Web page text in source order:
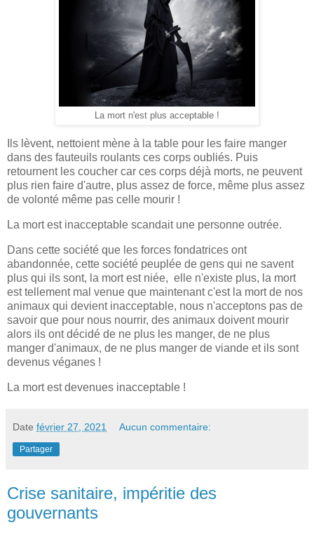
La mort n'est plus acceptable !
Ils lèvent, nettoient mène à la table pour les faire manger
dans des fauteuils roulants ces corps oubliés. Puis
retournent les coucher car ces corps déjà morts, ne peuvent
plus rien faire d'autre, plus assez de force, même plus assez
de volonté même pas celle mourir !
La mort est inacceptable scandait une personne outrée.
Dans cette société que les forces fondatrices ont
abandonnée, cette société peuplée de gens qui ne savent
plus qui ils sont, la mort est niée, elle n'existe plus, la mort
est tellement mal venue que maintenant c'est la mort de nos
animaux qui devient inacceptable, nous n'acceptons pas de
savoir que pour nous nourrir, des animaux doivent mourir
alors ils ont décidé de ne plus les manger, de ne plus
manger d'animaux, de ne plus manger de viande et ils sont
devenus véganes !
La mort est devenues inacceptable !
Date février 27, 2021 Aucun commentaire:
Partager
Crise sanitaire, impéritie des
gouvernants